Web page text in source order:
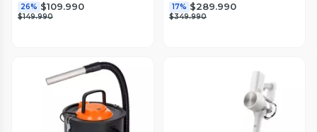
26% $109.990
$149.990
17% $289.990
$349.990